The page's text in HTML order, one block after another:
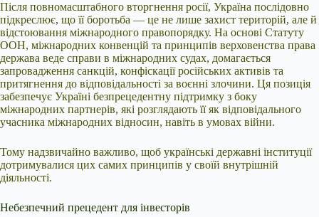
Після повномасштабного вторгнення росії, Україна послідовно
підкреслює, що її боротьба — це не лише захист територій, але й
відстоювання міжнародного правопорядку. На основі Статуту
ООН, міжнародних конвенцій та принципів верховенства права
держава веде справи в міжнародних судах, домагається
запровадження санкцій, конфіскації російських активів та
притягнення до відповідальності за воєнні злочини. Ця позиція
забезпечує Україні безпрецедентну підтримку з боку
міжнародних партнерів, які розглядають її як відповідального
учасника міжнародних відносин, навіть в умовах війни.
Тому надзвичайно важливо, щоб українські державні інституції
дотримувалися цих самих принципів у своїй внутрішній
діяльності.
Небезпечний прецедент для інвесторів